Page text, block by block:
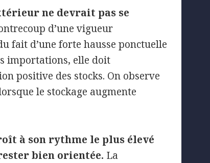
ne devrait pas se
d’une vigueur
fait d’une forte hausse ponctuelle
importations, elle doit
positive des stocks. On observe
le stockage augmente
à son rythme le plus élevé
bien orientée. La